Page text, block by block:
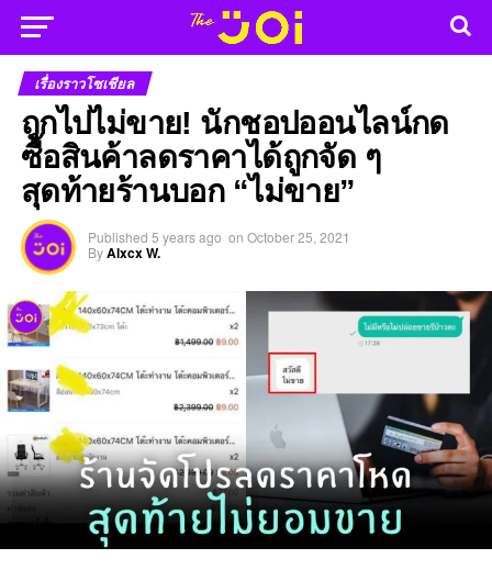
เรื่องราวโซเชียล
ถูกไปไม่ขาย! นักชอปออนไลน์กด
ซื้อสินค้าลดราคาได้ถูกจัด ๆ
สุดท้ายร้านบอก “ไม่ขาย”
Published 5 years ago on October 25, 2021
ByAlxcx W.